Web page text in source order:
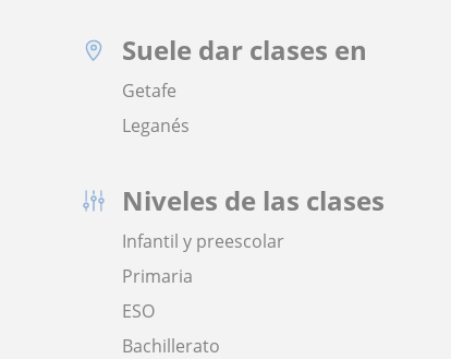
Suele dar clases en
Getafe
Leganés
Niveles de las clases
Infantil y preescolar
Primaria
ESO
Bachillerato